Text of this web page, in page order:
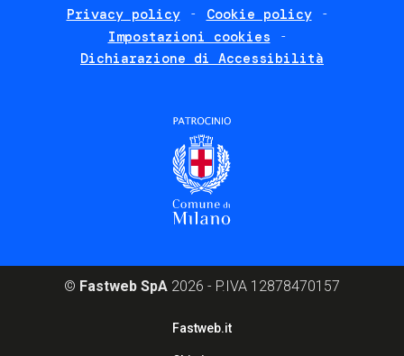
Privacy policy
Cookie policy
Impostazioni cookies
Dichiarazione di Accessibilità
© Fastweb SpA 2026 - P.IVA 12878470157
Fastweb.it